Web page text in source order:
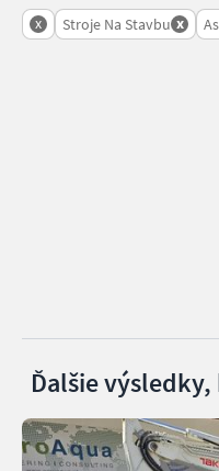
x Stroje Na Stavbu x
Ďalšie